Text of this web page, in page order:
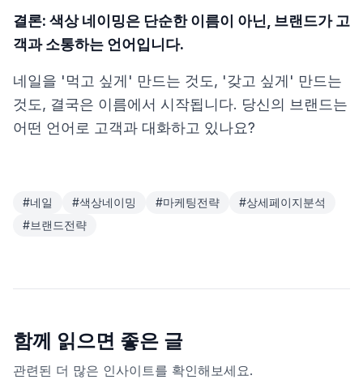
결론: 색상 네이밍은 단순한 이름이 아닌, 브랜드가 고
객과 소통하는 언어입니다.
네일을 '먹고 싶게' 만드는 것도, '갖고 싶게' 만드는
것도, 결국은 이름에서 시작됩니다. 당신의 브랜드는
어떤 언어로 고객과 대화하고 있나요?
#네일 #색상네이밍 #마케팅전략 #상세페이지분석
#브랜드전략
함께 읽으면 좋은 글
관련된 더 많은 인사이트를 확인해보세요.